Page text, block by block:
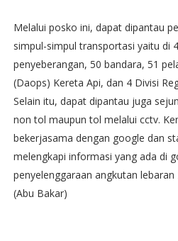
Melalui posko ini, dapat dipantau
simpul-simpul transportasi yaitu di
penyeberangan, 50 bandara, 51
(Daops) Kereta Api, dan 4 Divisi
Selain itu, dapat dipantau juga
non tol maupun tol melalui cctv.
bekerjasama dengan google dan
melengkapi informasi yang ada di
penyelenggaraan angkutan
(Abu Bakar)